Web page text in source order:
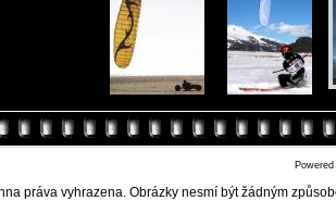
práva vyhrazena. Obrázky nesmí být žádným